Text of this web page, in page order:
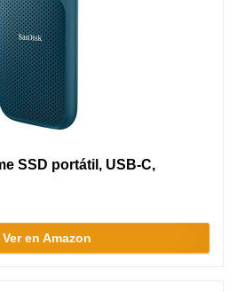
SSD portátil, USB-C,
Ver en Amazon